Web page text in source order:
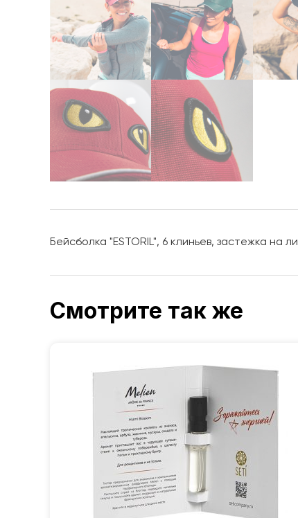
Бейсболка "ESTORIL", 6 клиньев, застежка на
Смотрите так же